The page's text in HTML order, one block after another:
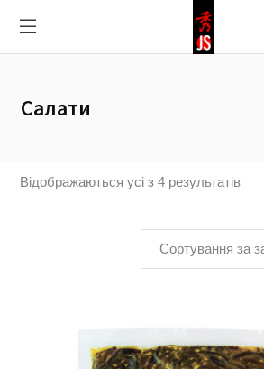
Салати
Відображаються усі з 4 результатів
Сортування за